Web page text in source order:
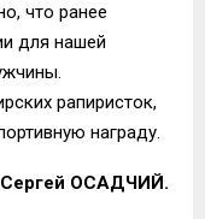
что ранее
для нашей
рапиристок,
награду.
Сергей ОСАДЧИЙ.